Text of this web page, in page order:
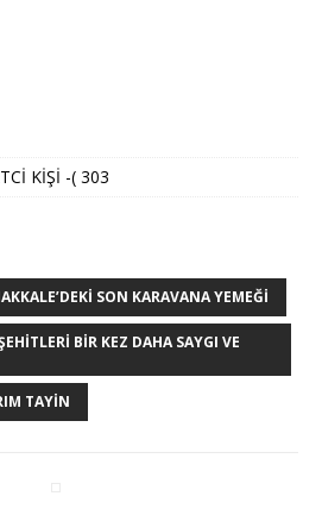
KİŞİ -( 303
SON KARAVANA YEMEĞI
BIR KEZ DAHA SAYGI VE
TAYIN